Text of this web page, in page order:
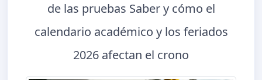
de las pruebas Saber y cómo el
calendario académico y los feriados
2026 afectan el crono